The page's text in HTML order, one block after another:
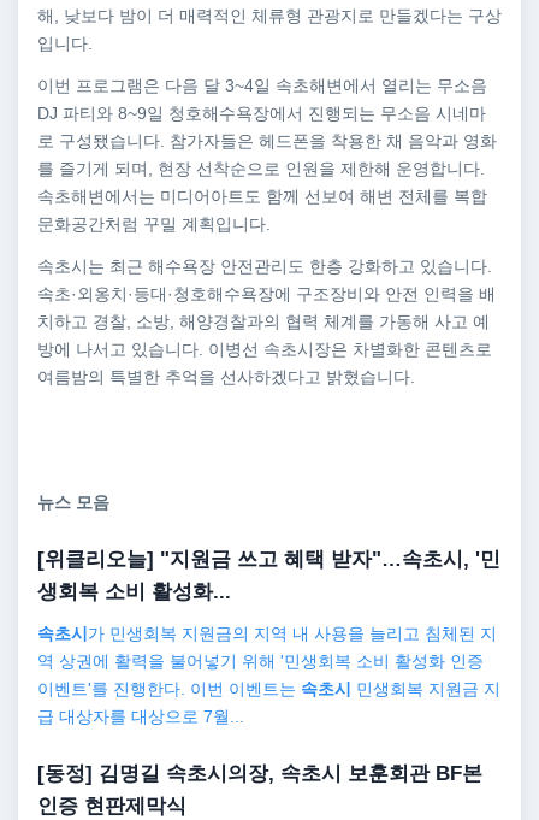
해, 낮보다 밤이 더 매력적인 체류형 관광지로 만들겠다는 구상
입니다.
이번 프로그램은 다음 달 3~4일 속초해변에서 열리는 무소음
DJ 파티와 8~9일 청호해수욕장에서 진행되는 무소음 시네마
로 구성됐습니다. 참가자들은 헤드폰을 착용한 채 음악과 영화
를 즐기게 되며, 현장 선착순으로 인원을 제한해 운영합니다.
속초해변에서는 미디어아트도 함께 선보여 해변 전체를 복합
문화공간처럼 꾸밀 계획입니다.
속초시는 최근 해수욕장 안전관리도 한층 강화하고 있습니다.
속초·외옹치·등대·청호해수욕장에 구조장비와 안전 인력을 배
치하고 경찰, 소방, 해양경찰과의 협력 체계를 가동해 사고 예
방에 나서고 있습니다. 이병선 속초시장은 차별화한 콘텐츠로
여름밤의 특별한 추억을 선사하겠다고 밝혔습니다.
뉴스 모음
[위클리오늘] "지원금 쓰고 혜택 받자"…속초시 , '민
생회복 소비 활성화...
속초시 가 민생회복 지원금의 지역 내 사용을 늘리고 침체된 지
역 상권에 활력을 불어넣기 위해 '민생회복 소비 활성화 인증
이벤트'를 진행한다. 이번 이벤트는 속초시
민생회복 지원금 지
급 대상자를 대상으로 7월...
[동정] 김명길 속초시 의장, 속초시
보훈회관 BF본
인증 현판제막식